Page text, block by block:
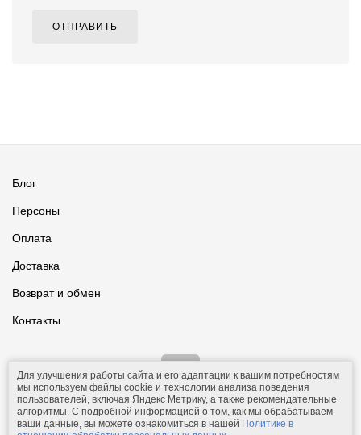
ОТПРАВИТЬ
Блог
Персоны
Оплата
Доставка
Возврат и обмен
Контакты
© 2011-2026.Comfolio.ru— интернет-магазин текстиля и товаров
Для улучшения работы сайта и его адаптации к вашим потребностям
мы используем файлы cookie и технологии анализа поведения
пользователей, включая Яндекс Метрику, а также рекомендательные
алгоритмы. С подробной информацией о том, как мы обрабатываем
ваши данные, вы можете ознакомиться в нашей Политике в